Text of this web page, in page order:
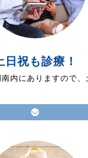
日祝も診療！
内にありますので、